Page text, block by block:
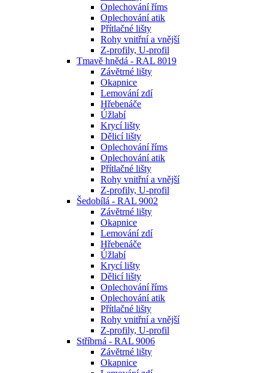
Oplechování říms
Oplechování atik
Přítlačné lišty
Rohy vnitřní a vnější
Z-profily, U-profil
Tmavě hnědá - RAL 8019
Závětrné lišty
Okapnice
Lemování zdí
Hřebenáče
Úžlabí
Krycí lišty
Dělicí lišty
Oplechování říms
Oplechování atik
Přítlačné lišty
Rohy vnitřní a vnější
Z-profily, U-profil
Šedobílá - RAL 9002
Závětrné lišty
Okapnice
Lemování zdí
Hřebenáče
Úžlabí
Krycí lišty
Dělicí lišty
Oplechování říms
Oplechování atik
Přítlačné lišty
Rohy vnitřní a vnější
Z-profily, U-profil
Stříbrná - RAL 9006
Závětrné lišty
Okapnice